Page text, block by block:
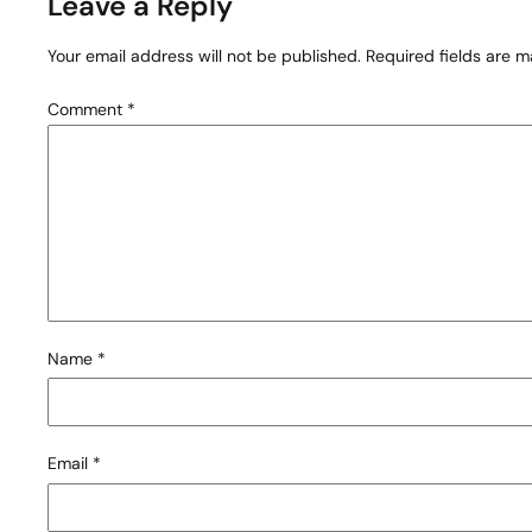
Your email address will not be published. Required fields are
Comment *
Name *
Email *